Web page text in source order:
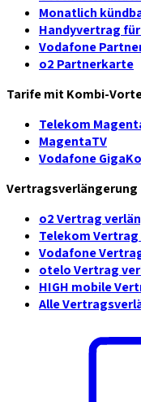
Monatlich
Handyvertrag
Vodafone
o2 Partnerkarte
Tarife mit Kombi-
Telekom
MagentaTV
Vodafone
Vertragsverlängerung
o2 Vertrag
Telekom
Vodafone
otelo Vertrag
HIGH mobile
Alle